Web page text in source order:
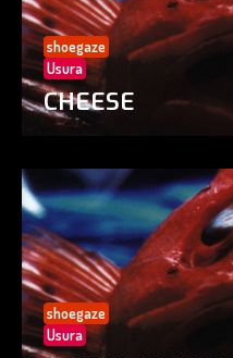
shoegaze
Usura
CHEESE
shoegaze
Usura